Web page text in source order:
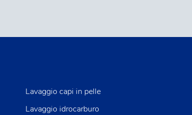
Lavaggio capi in pelle
Lavaggio idrocarburo